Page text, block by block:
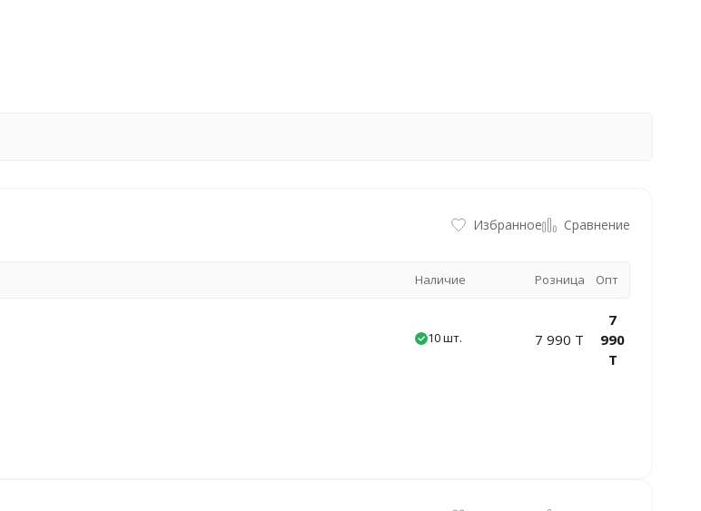
Избранное Сравнение
Наличие Розница Опт
10 шт. 7 990 T
7
990
T